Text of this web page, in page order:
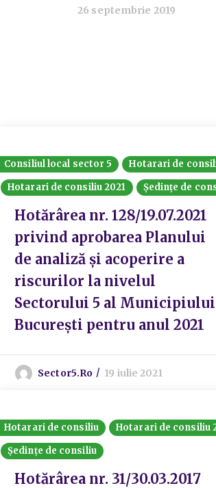
26 septembrie 2019
Consiliul local sector 5
Hotarari de
Hotarari de consiliu 2021
Ședințe de
Hotărârea nr. 128/19.07.2021
privind aprobarea Planului
de analiză și acoperire a
riscurilor la nivelul
Sectorului 5 al Municipiului
București pentru anul 2021
Sector5.ro 19 iulie 2021
Hotarari de consiliu
Hotarari de consiliu
Ședințe de consiliu
Hotărârea nr. 31/30.03.2017